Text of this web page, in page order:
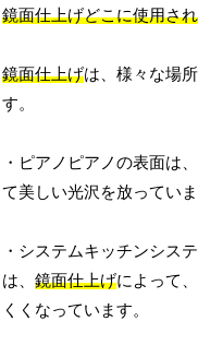
鏡面仕上げどこに使用さ
鏡面仕上げは、様々な場
す。
・ピアノピアノの表面は、
て美しい光沢を放っていま
・システムキッチンシス
は、鏡面仕上げによって
くくなっています。